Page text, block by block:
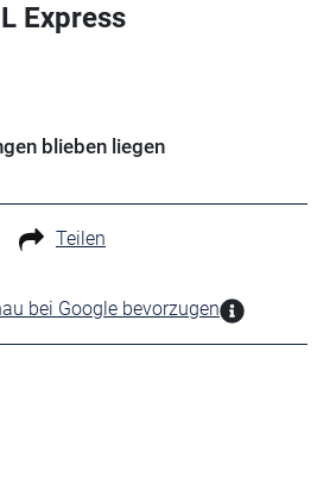
Express
blieben liegen
Teilen
bei Google bevorzugen